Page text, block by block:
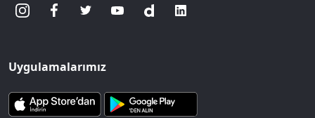
Uygulamalarımız